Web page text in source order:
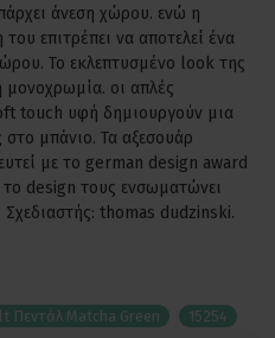
άνεση χώρου. ενώ η
επιτρέπει να αποτελεί ένα
Το εκλεπτυσμένο look της
οι απλές
touch υφή δημιουργούν μια
μπάνιο. Τα αξεσουάρ
με το german design award
design τους ενσωματώνει
Σχεδιαστής: thomas dudzinski.
Πεντάλ Matcha Green
15254